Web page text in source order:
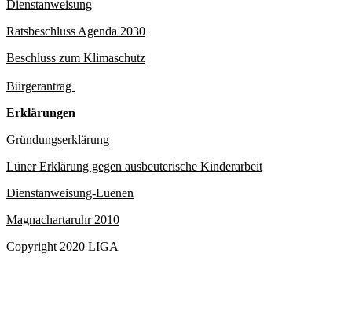
Dienstanweisung
Ratsbeschluss Agenda 2030
Beschluss zum Klimaschutz
Bürgerantrag
Erklärungen
Gründungserklärung
Lüner Erklärung gegen ausbeuterische Kinderarbeit
Dienstanweisung-Luenen
Magnachartaruhr 2010
Copyright 2020 LIGA